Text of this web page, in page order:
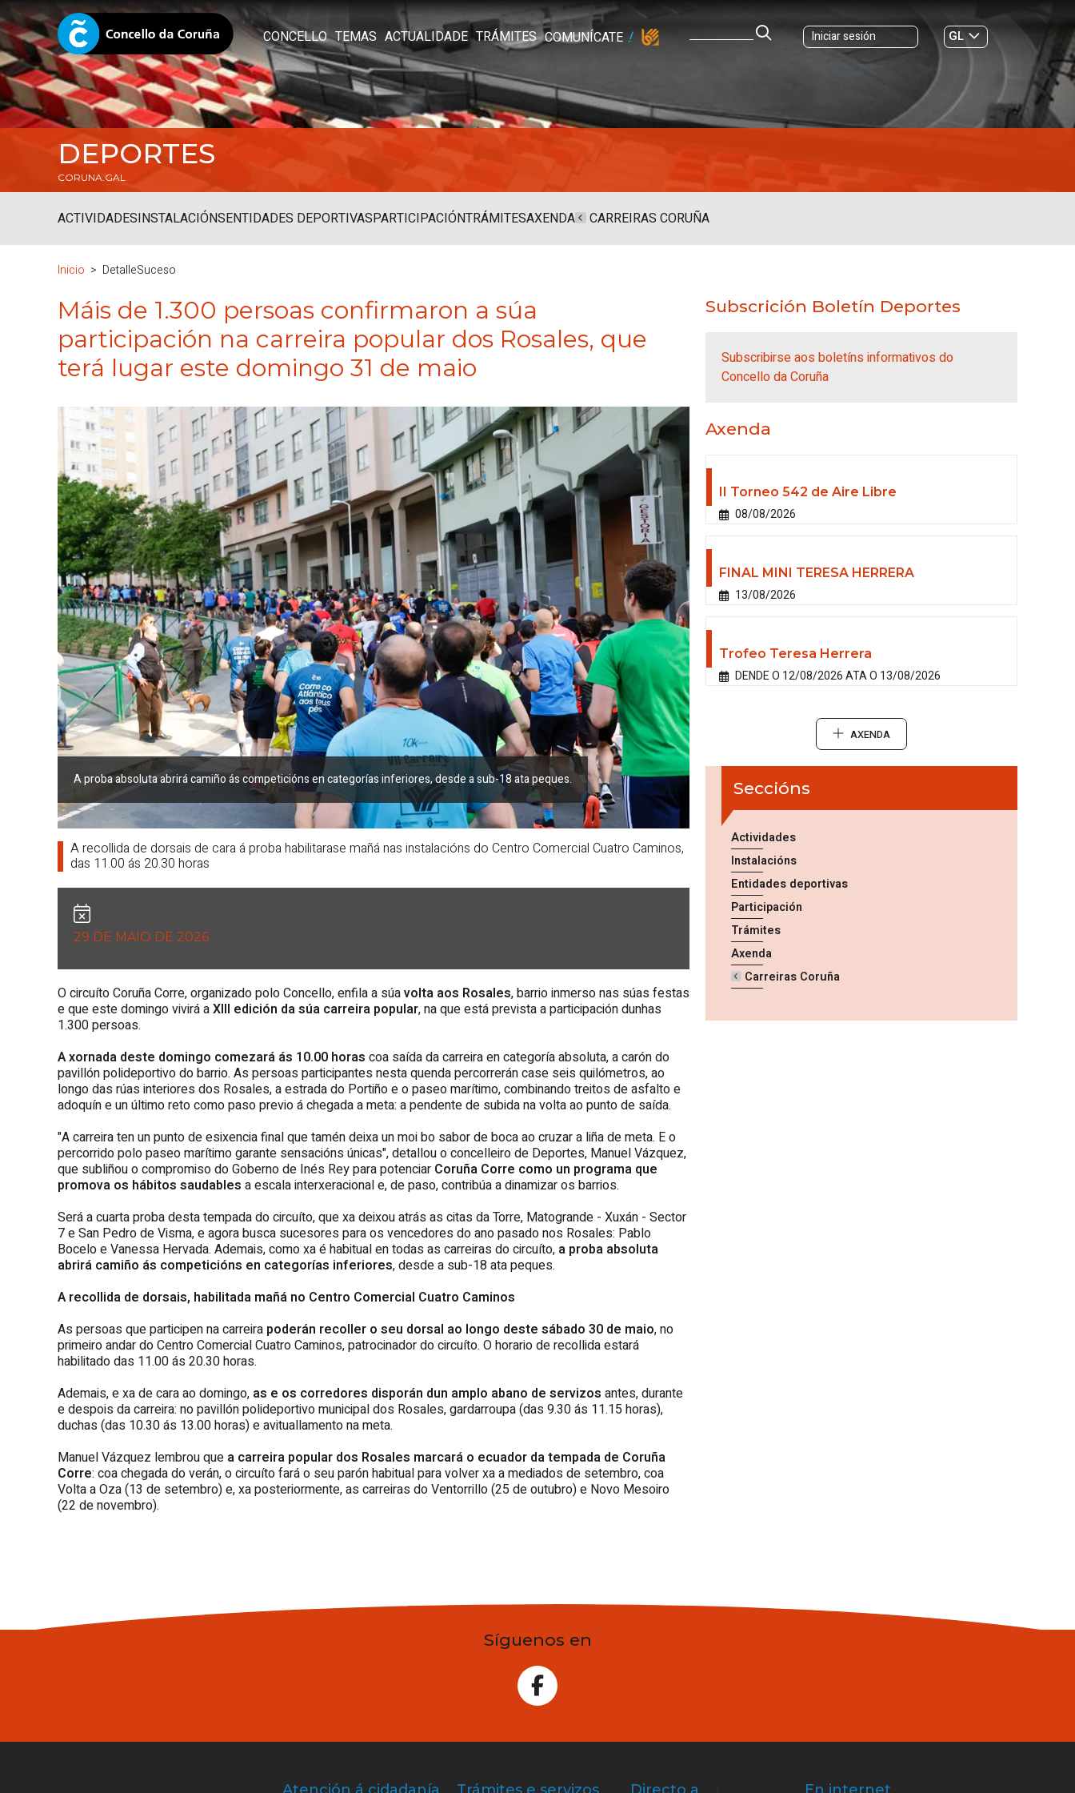
CONCELLO TEMAS ACTUALIDADE TRÁMITES COMUNÍCATE Iniciar sesión
GL
ES|
DEPORTES
CORUNA.GAL
ACTIVIDADESINSTALACIÓNSENTIDADES DEPORTIVASPARTICIPACIÓNTRÁMITESAXENDA CARREIRAS CORUÑA
Inicio DetalleSuceso
Máis de 1.300 persoas confirmaron a súa
participación na carreira popular dos Rosales, que
terá lugar este domingo 31 de maio
A proba absoluta abrirá camiño ás competicións en categorías inferiores, desde a sub-18 ata peques.
A recollida de dorsais de cara á proba habilitarase mañá nas instalacións do Centro Comercial Cuatro Caminos,
das 11.00 ás 20.30 horas
29 DE MAIO DE 2026
O circuíto Coruña Corre, organizado polo Concello, enfila a súavolta aos Rosales, barrio inmerso nas súas festas
e que este domingo vivirá aXIII edición da súa carreira popular, na que está prevista a participación dunhas
1.300 persoas.
A xornada deste domingo comezará ás 10.00 horas coa saída da carreira en categoría absoluta, a carón do
pavillón polideportivo do barrio. As persoas participantes nesta quenda percorrerán case seis quilómetros, ao
longo das rúas interiores dos Rosales, a estrada do Portiño e o paseo marítimo, combinando treitos de asfalto e
adoquín e un último reto como paso previo á chegada a meta: a pendente de subida na volta ao punto de saída.
"A carreira ten un punto de esixencia final que tamén deixa un moi bo sabor de boca ao cruzar a liña de meta. E o
percorrido polo paseo marítimo garante sensacións únicas", detallou o concelleiro de Deportes, Manuel Vázquez,
que subliñou o compromiso do Goberno de Inés Rey para potenciar Coruña Corre como un programa que
promova os hábitos saudables a escala interxeracional e, de paso, contribúa a dinamizar os barrios.
Será a cuarta proba desta tempada do circuíto, que xa deixou atrás as citas da Torre, Matogrande - Xuxán - Sector
7 e San Pedro de Visma, e agora busca sucesores para os vencedores do ano pasado nos Rosales: Pablo
Bocelo e Vanessa Hervada. Ademais, como xa é habitual en todas as carreiras do circuíto, a proba absoluta
abrirá camiño ás competicións en categorías inferiores, desde a sub-18 ata peques.
A recollida de dorsais, habilitada mañá no Centro Comercial Cuatro Caminos
As persoas que participen na carreira poderán recoller o seu dorsal ao longo deste sábado 30 de maio, no
primeiro andar do Centro Comercial Cuatro Caminos, patrocinador do circuíto. O horario de recollida estará
habilitado das 11.00 ás 20.30 horas.
Ademais, e xa de cara ao domingo, as e os corredores disporán dun amplo abano de servizos antes, durante
e despois da carreira: no pavillón polideportivo municipal dos Rosales, gardarroupa (das 9.30 ás 11.15 horas),
duchas (das 10.30 ás 13.00 horas) e avituallamento na meta.
Manuel Vázquez lembrou que a carreira popular dos Rosales marcará o ecuador da tempada de Coruña
Corre: coa chegada do verán, o circuíto fará o seu parón habitual para volver xa a mediados de setembro, coa
Volta a Oza (13 de setembro) e, xa posteriormente, as carreiras do Ventorrillo (25 de outubro) e Novo Mesoiro
(22 de novembro).
Subscrición Boletín Deportes
Subscribirse aos boletíns informativos do
Concello da Coruña
Axenda
II Torneo 542 de Aire Libre
08/08/2026
FINAL MINI TERESA HERRERA
13/08/2026
Trofeo Teresa Herrera
DENDE O 12/08/2026 ATA O 13/08/2026
AXENDA
Seccións
Actividades
Instalacións
Entidades deportivas
Participación
Trámites
Axenda
Carreiras Coruña
Síguenos en